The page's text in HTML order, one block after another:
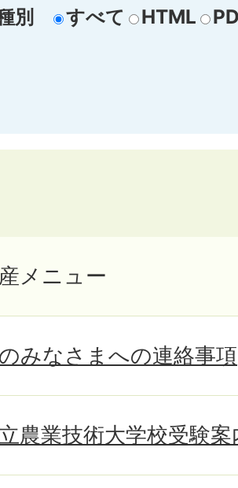
別 すべて HTML
メニュー
みなさまへの連絡事項
農業技術大学校受験案